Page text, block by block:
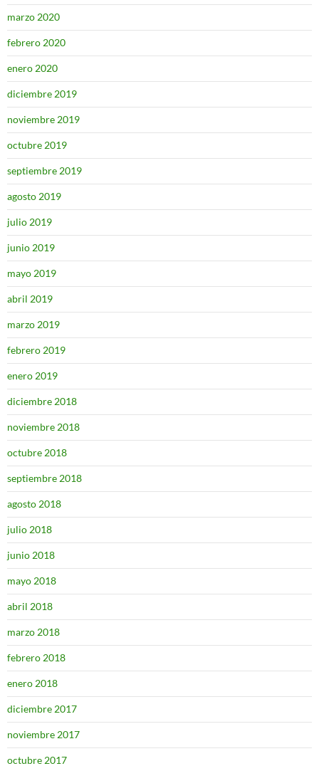
marzo 2020
febrero 2020
enero 2020
diciembre 2019
noviembre 2019
octubre 2019
septiembre 2019
agosto 2019
julio 2019
junio 2019
mayo 2019
abril 2019
marzo 2019
febrero 2019
enero 2019
diciembre 2018
noviembre 2018
octubre 2018
septiembre 2018
agosto 2018
julio 2018
junio 2018
mayo 2018
abril 2018
marzo 2018
febrero 2018
enero 2018
diciembre 2017
noviembre 2017
octubre 2017